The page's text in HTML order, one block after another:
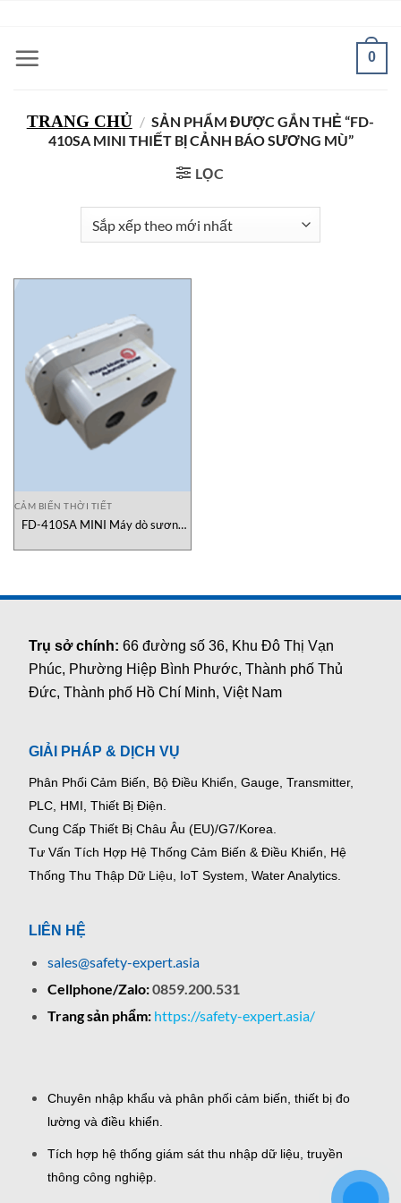
nội
0
TRANG CHỦ / SẢN PHẨM ĐƯỢC GẮN THẺ “FD-
410SA MINI THIẾT BỊ CẢNH BÁO SƯƠNG MÙ”
LỌC
CẢM BIẾN THỜI TIẾT
FD-410SA MINI Máy dò sương
Trụ sở chính:66 đường số 36, Khu Đô Thị Vạn
Phúc, Phường Hiệp Bình Phước, Thành phố Thủ
Đức, Thành phố Hồ Chí Minh, Việt Nam
GIẢI PHÁP & DỊCH VỤ
Phân Phối Cảm Biến, Bộ Điều Khiển, Gauge, Transmitter,
PLC, HMI, Thiết Bị Điện.
Cung Cấp Thiết Bị Châu Âu (EU)/G7/Korea.
Tư Vấn Tích Hợp Hệ Thống Cảm Biến & Điều Khiển, Hệ
Thống Thu Thập Dữ Liệu, IoT System, Water Analytics.
LIÊN HỆ
sales@safety-expert.asia
Cellphone/Zalo:0859.200.531
Trang sản phẩm: https://safety-expert.asia/
Chuyên nhập khẩu và phân phối cảm biến, thiết bị đo
lường và điều khiển.
Tích hợp hệ thống giám sát thu nhập dữ liệu, truyền
thông công nghiệp.